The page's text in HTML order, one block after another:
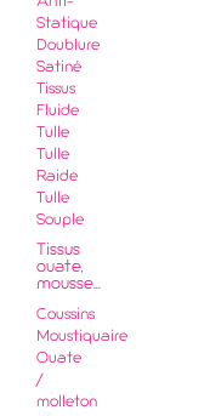
Statique
Doublure
Satiné
Tissus
Fluide
Tulle
Tulle
Raide
Tulle
Souple
Tissus
ouate,
mousse...
Coussins
Moustiquaire
Ouate
/
molleton